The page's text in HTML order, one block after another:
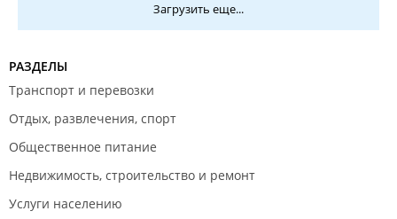
Загрузить еще...
РАЗДЕЛЫ
Транспорт и перевозки
Отдых, развлечения, спорт
Общественное питание
Недвижимость, строительство и ремонт
Услуги населению